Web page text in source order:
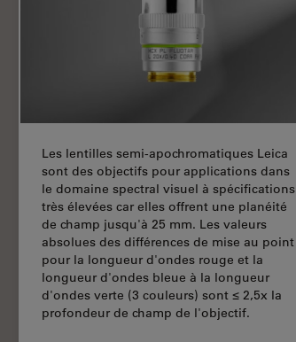
Les lentilles semi-apochromatiques Leica
sont des objectifs pour applications dans
le domaine spectral visuel à spécifications
très élevées car elles offrent une planéité
de champ jusqu'à 25 mm. Les valeurs
absolues des différences de mise au point
pour la longueur d'ondes rouge et la
longueur d'ondes bleue à la longueur
d'ondes verte (3 couleurs) sont ≤ 2,5x la
profondeur de champ de l'objectif.